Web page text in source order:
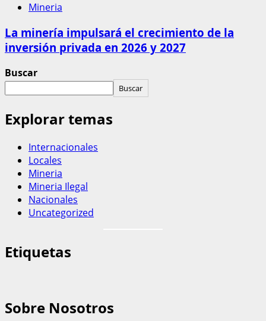
Mineria
La minería impulsará el crecimiento de la
inversión privada en 2026 y 2027
Buscar
Buscar
Explorar temas
Internacionales
Locales
Mineria
Mineria Ilegal
Nacionales
Uncategorized
Etiquetas
Sobre Nosotros